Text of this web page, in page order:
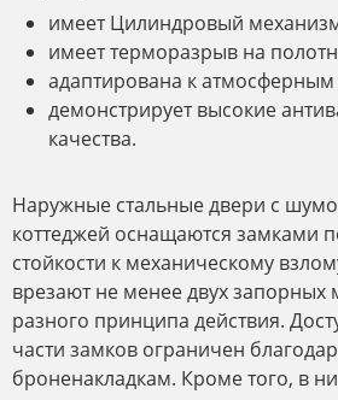
имеет Цилиндровый
имеет терморазрыв на
адаптирована к атмосферным
демонстрирует высокие
качества.
Наружные стальные двери с
коттеджей оснащаются замками
стойкости к механическому
врезают не менее двух запорных
разного принципа действия.
части замков ограничен
броненакладкам. Кроме того, в